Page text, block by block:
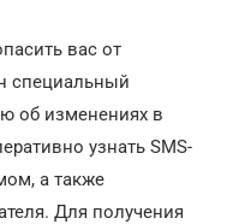
вас от
специальный
об изменениях в
узнать SMS-
а также
Для получения